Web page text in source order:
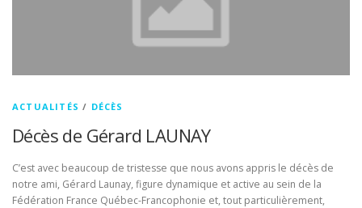
ACTUALITÉS / DÉCÈS
Décès de Gérard LAUNAY
C’est avec beaucoup de tristesse que nous avons appris le décès de
notre ami, Gérard Launay, figure dynamique et active au sein de la
Fédération France Québec-Francophonie et, tout particulièrement,